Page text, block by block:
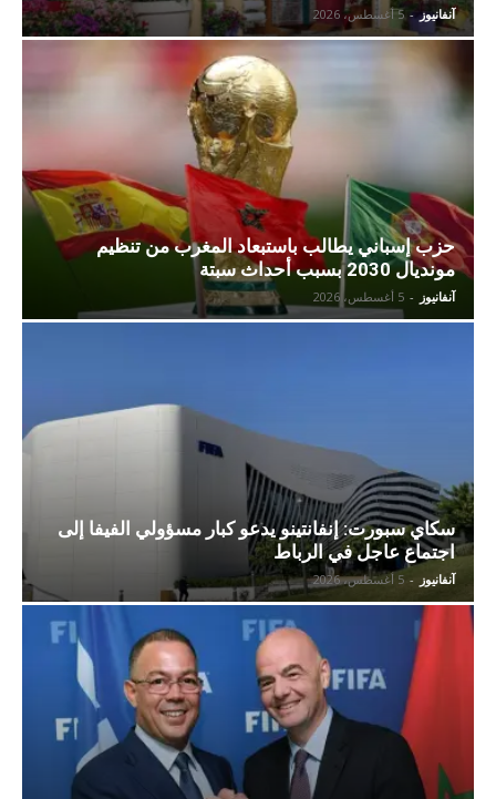
آنفانيوز - 5 أغسطس، 2026
حزب إسباني يطالب باستبعاد المغرب من تنظيم
مونديال 2030 بسبب أحداث سبتة
آنفانيوز - 5 أغسطس، 2026
سكاي سبورت: إنفانتينو يدعو كبار مسؤولي الفيفا إلى
اجتماع عاجل في الرباط
آنفانيوز - 5 أغسطس، 2026